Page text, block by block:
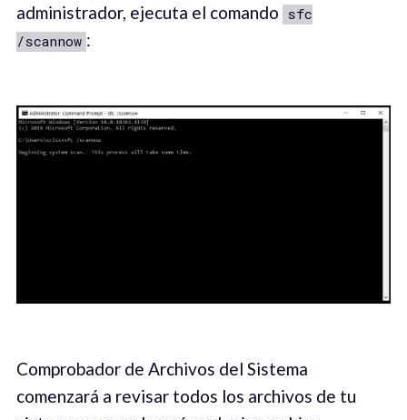
administrador, ejecuta el comando sfc
/scannow :
Comprobador de Archivos del Sistema
comenzará a revisar todos los archivos de tu